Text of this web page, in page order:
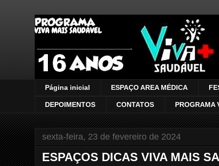
VIVA MAIS SAUDÁVEL
Página inicial ESPAÇO AREA MÉDICA
DEPOIMENTOS CONTATOS PROGRAMA
sexta-feira, 23 de fevereiro de 2024
ESPAÇOS DICAS VIVA MAIS